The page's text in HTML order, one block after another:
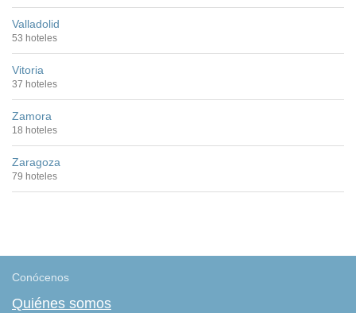
Valladolid
53 hoteles
Vitoria
37 hoteles
Zamora
18 hoteles
Zaragoza
79 hoteles
Conócenos
Quiénes somos